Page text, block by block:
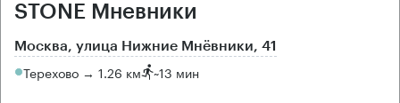
STONE Мневники
Москва, улица Нижние Мнёвники, 41
Терехово → 1.26 км ~13 мин